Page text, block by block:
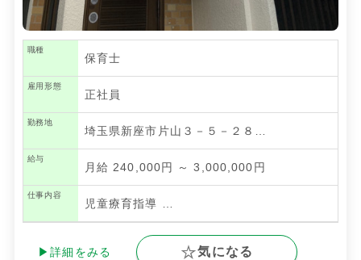
職種
保育士
雇用形態
正社員
勤務地
埼玉県新座市片山３－５－２８…
給与
月給 240,000円 ～ 3,000,000円
仕事内容
児童療育指導 …
▶詳細をみる 気になる